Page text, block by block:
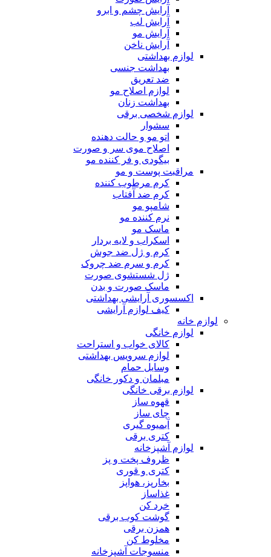
آرایش چشم و ابرو
آرایش لب
آرایش مو
آرایش ناخن
لوازم بهداشتی
بهداشت جنسی
ضد تعریق
لوازم اصلاح مو
بهداشت زنان
لوازم شخصی برقی
سشوار
اتو مو و حالت دهنده
اصلاح موی سر و صورت
بیگودی و فر کننده مو
مراقبت پوست و مو
کرم مرطوب کننده
کرم ضد آفتاب
شامپو مو
نرم کننده مو
ماسک مو
اسکراب و لایه بردار
کرم و ژل ضد جوش
کرم و سرم ضد چروک
ژل شستشوی صورت
ماسک صورت و بدن
اکسسوری آرایشی بهداشتی
کیف لوازم آرایشی
لوازم خانه
لوازم خانگی
کالای خواب و استراحت
لوازم سرویس بهداشتی
وسایل حمام
مبلمان و دکور خانگی
لوازم برقی خانگی
قهوه ساز
چای ساز
آبمیوه گیری
کتری برقی
لوازم آشپزخانه
ظروف پخت و پز
کتری و قوری
بخارپز، هواپز
غذاساز
خرد کن
گوشت کوب برقی
همزن برقی
مخلوط کن
منسوجات آشپزخانه